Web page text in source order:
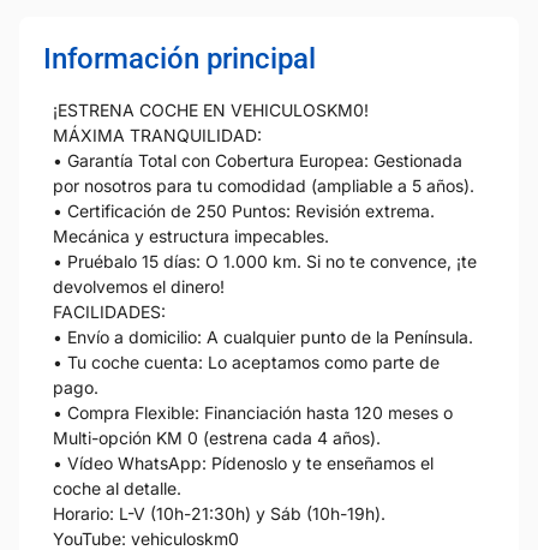
Información principal
¡ESTRENA COCHE EN VEHICULOSKM0!
MÁXIMA TRANQUILIDAD:
• Garantía Total con Cobertura Europea: Gestionada
por nosotros para tu comodidad (ampliable a 5 años).
• Certificación de 250 Puntos: Revisión extrema.
Mecánica y estructura impecables.
• Pruébalo 15 días: O 1.000 km. Si no te convence, ¡te
devolvemos el dinero!
FACILIDADES:
• Envío a domicilio: A cualquier punto de la Península.
• Tu coche cuenta: Lo aceptamos como parte de
pago.
• Compra Flexible: Financiación hasta 120 meses o
Multi-opción KM 0 (estrena cada 4 años).
• Vídeo WhatsApp: Pídenoslo y te enseñamos el
coche al detalle.
Horario: L-V (10h-21:30h) y Sáb (10h-19h).
YouTube: vehiculoskm0